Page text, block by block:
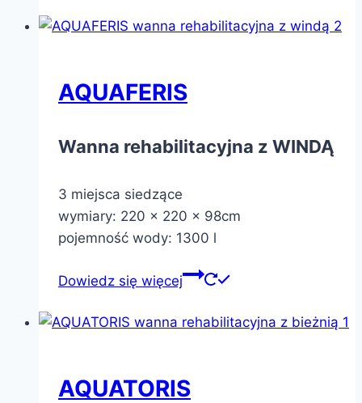
AQUAFERIS
Wanna rehabilitacyjna z WINDĄ
3 miejsca siedzące
wymiary: 220 x 220 x 98cm
pojemność wody: 1300 l
Dowiedz się więcej
AQUATORIS